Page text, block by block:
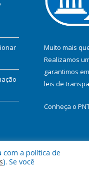
Muito mais
Realizamos
garantimos
leis de
Conheça o
Mapa do Site
com a política de
). Se você